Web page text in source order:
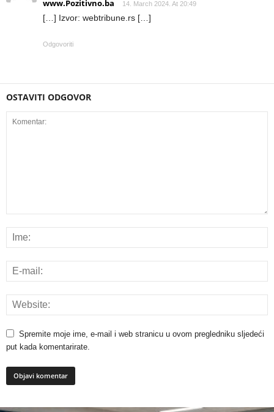
www.Pozitivno.ba
14. March 2024. At 20:49
[…] Izvor: webtribune.rs […]
Odgovoriti
OSTAVITI ODGOVOR
Spremite moje ime, e-mail i web stranicu u ovom pregledniku sljedeći
put kada komentarirate.